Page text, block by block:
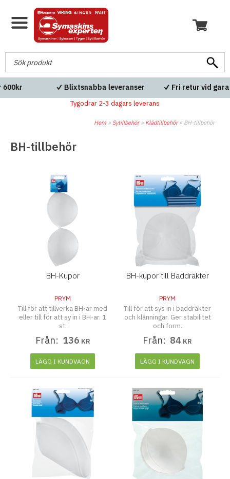
Fri frakt över 600kr Blixtsnabba leveranser
Tygodrar 2-3 dagars leverans
Hem » Sytillbehör» Klädtillbehör» BH-tillbehör
BH-tillbehör
BH-Kupor
PRYM
Till för att tillverka BH-ar med
eller till för att sy in i BH-ar. 1
st.
Från: 136 KR
LÄGG I KUNDVAGN
BH-kupor till Baddräkter
PRYM
Till för att sys in i baddräkter
och klänningar. Ger stabilitet
och form.
Från: 84 KR
LÄGG I KUNDVAGN